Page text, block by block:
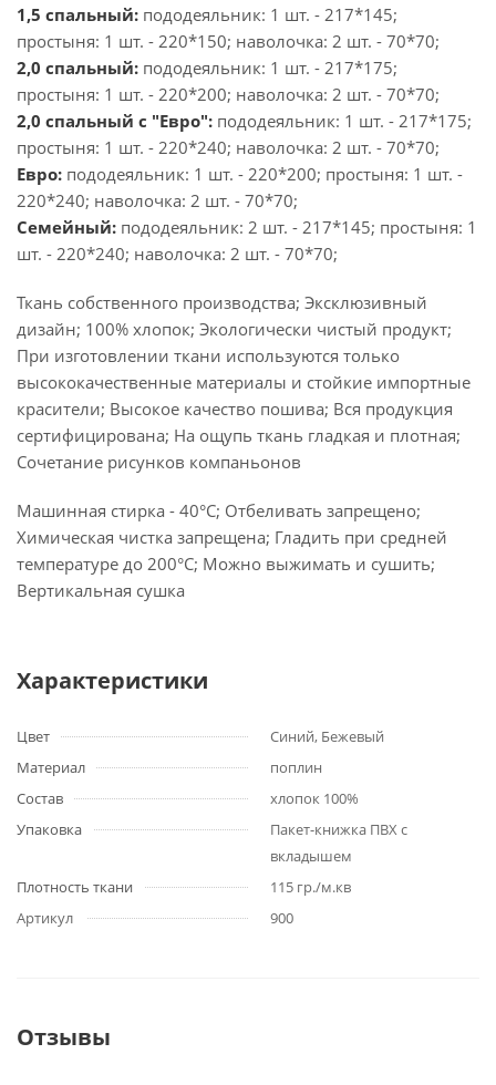
1,5 спальный: пододеяльник: 1 шт. - 217*145;
простыня: 1 шт. - 220*150; наволочка: 2 шт. - 70*70;
2,0 спальный: пододеяльник: 1 шт. - 217*175;
простыня: 1 шт. - 220*200; наволочка: 2 шт. - 70*70;
2,0 спальный с "Евро": пододеяльник: 1 шт. - 217*175;
простыня: 1 шт. - 220*240; наволочка: 2 шт. - 70*70;
Евро: пододеяльник: 1 шт. - 220*200; простыня: 1 шт. -
220*240; наволочка: 2 шт. - 70*70;
Семейный: пододеяльник: 2 шт. - 217*145; простыня: 1
шт. - 220*240; наволочка: 2 шт. - 70*70;
Ткань собственного производства; Эксклюзивный
дизайн; 100% хлопок; Экологически чистый продукт;
При изготовлении ткани используются только
высококачественные материалы и стойкие импортные
красители; Высокое качество пошива; Вся продукция
сертифицирована; На ощупь ткань гладкая и плотная;
Сочетание рисунков компаньонов
Машинная стирка - 40°C; Отбеливать запрещено;
Химическая чистка запрещена; Гладить при средней
температуре до 200°С; Можно выжимать и сушить;
Вертикальная сушка
Характеристики
Цвет
Синий, Бежевый
Материал
поплин
Состав
хлопок 100%
Упаковка
Пакет-книжка ПВХ с
вкладышем
Плотность ткани
115 гр./м.кв
Артикул
900
Отзывы